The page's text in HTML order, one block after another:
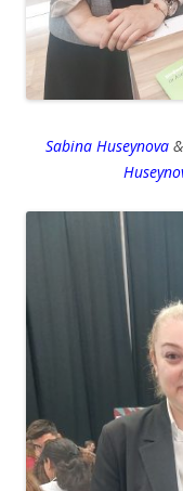
Sabina Huseynova &